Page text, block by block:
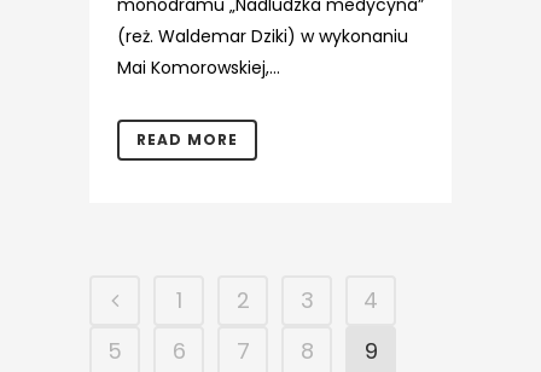
monodramu „Nadludzka medycyna”
(reż. Waldemar Dziki) w wykonaniu
Mai Komorowskiej,...
READ MORE
1 2 3
4
5
6 7 8
9